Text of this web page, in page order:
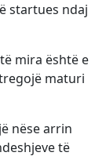
startues ndaj
mira është e
maturi
nëse arrin
të